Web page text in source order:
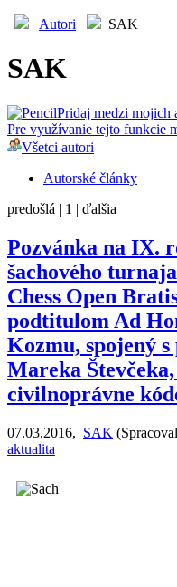
Autori SAK
SAK
Pridaj medzi mojich
Pre využívanie tejto funkcie
Všetci autori
Autorské články
predošlá | 1 | ďalšia
Pozvánka na IX.
šachového
Chess Open
podtitulom Ad
Kozmu, spojený
Mareka
civilnoprávne
07.03.2016, SAK (
aktualita